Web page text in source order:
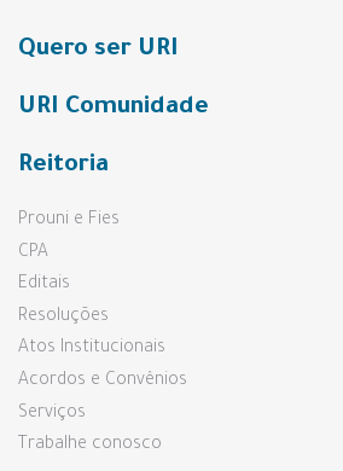
Quero ser URI
URI Comunidade
Reitoria
Prouni e Fies
CPA
Editais
Resoluções
Atos Institucionais
Acordos e Convênios
Serviços
Trabalhe conosco